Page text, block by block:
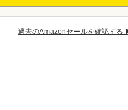
過去のAmazonセールを確認する